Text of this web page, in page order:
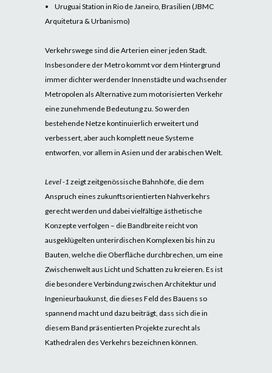
•
Uruguai Station in Rio de Janeiro, Brasilien (JBMC
Arquitetura & Urbanismo)
Verkehrswege sind die Arterien einer jeden Stadt.
Insbesondere der Metro kommt vor dem Hintergrund
immer dichter werdender Innenstädte und wachsender
Metropolen als Alternative zum motorisierten Verkehr
eine zunehmende Bedeutung zu. So werden
bestehende Netze kontinuierlich erweitert und
verbessert, aber auch komplett neue Systeme
entworfen, vor allem in Asien und der arabischen Welt.
Level -1 zeigt zeitgenössische Bahnhöfe, die dem
Anspruch eines zukunftsorientierten Nahverkehrs
gerecht werden und dabei vielfältige ästhetische
Konzepte verfolgen – die Bandbreite reicht von
ausgeklügelten unterirdischen Komplexen bis hin zu
Bauten, welche die Oberfläche durchbrechen, um eine
Zwischenwelt aus Licht und Schatten zu kreieren. Es ist
die besondere Verbindung zwischen Architektur und
Ingenieurbaukunst, die dieses Feld des Bauens so
spannend macht und dazu beiträgt, dass sich die in
diesem Band präsentierten Projekte zurecht als
Kathedralen des Verkehrs bezeichnen können.